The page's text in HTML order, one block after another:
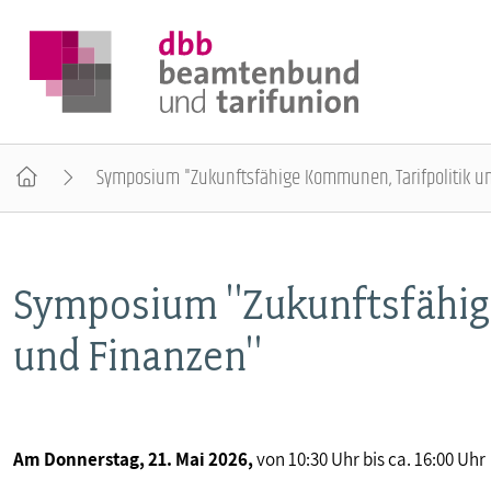
BEAMTINNEN & BEAMTE
ARBEITNEHMENDE
POLITIK & POSITIONEN
Symposium "Zukunftsfähige Kommunen, Tarifpolitik
Symposium
und Finanzen"
Am Donnerstag, 21. Mai 2026,von 10:30 Uhr bis ca. 16:00 Uhr